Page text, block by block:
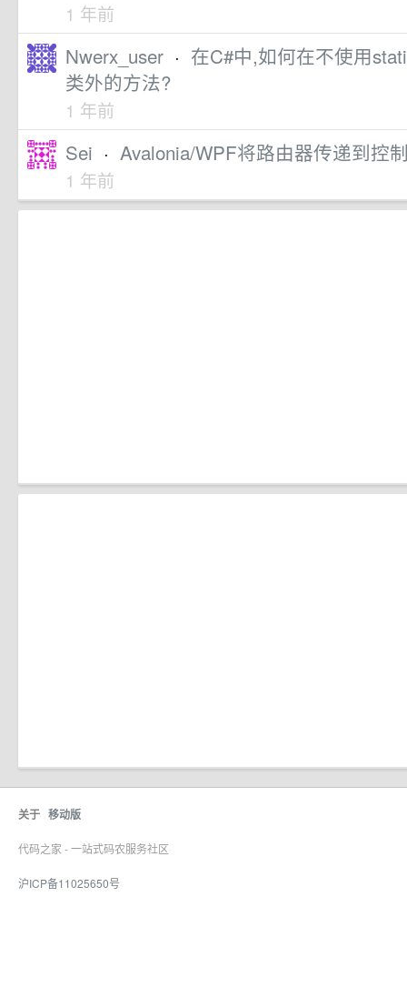
1 年前
Nwerx_user · 在C#中,如何在不使用
类外的方法?
1 年前
Sei · Avalonia/WPF将路由器传递到控
1 年前
关于 移动版
代码之家 - 一站式码农服务社区
沪ICP备11025650号